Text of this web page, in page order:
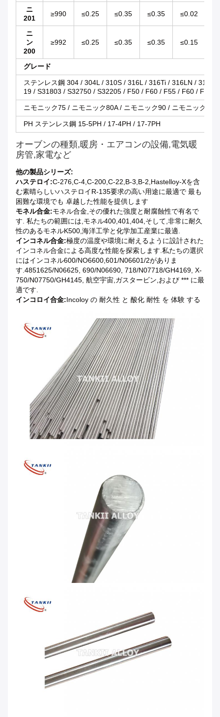
ニ
201
≥990 ≤0.25 ≤0.35 ≤0.35 ≤0.02
ニ
ン
200
≥992 ≤0.25 ≤0.35 ≤0.35 ≤0.15
グレード
ステンレス鋼 304 / 304L / 310S / 316L / 316Ti / 316LN / 317L
19 / S31803 / S32750 / S32205 / F50 / F60 / F55 / F60 / F61 /
ニモニック75 / ニモニック80A / ニモニック90 / ニモニック
PH ステンレス鋼 15-5PH / 17-4PH / 17-7PH
オーブンの種類,暖房・エアコンの設備,電気暖
房管,家電など
他の製品シリーズ:
ハステロイ:C-276,C-4,C-200,C-22,B-3,B-2,Hastelloy-Xを含
む素晴らしいハステロイR-135要求の高い用途に最適で 最も
困難な環境でも 卓越した性能を提供します
モネル合金:モネル合金,その優れた強度と耐腐蝕性で有名で
す. 私たちの範囲には,モネル400,401,404,そして,非常に耐久
性のあるモネルK500,海洋工学と化学加工産業に最適.
インコネル合金:極度の温度や環境に耐えるように設計された
インコネル合金による高度な性能を探索します.私たちの選択
にはインコネル600/NO6600,601/N06601/2がありま
す.4851625/N06625, 690/N06690, 718/N07718/GH4169, X-
750/N07750/GH4145, 航空宇宙,ガスタービン,および *** に最
適です.
インコロイ合金:Incoloy の 耐久性 と 酸化 耐性 を 体験 する